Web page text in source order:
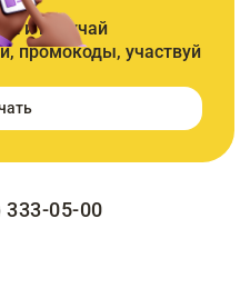
и получай
промокоды, участвуй
333-05-00